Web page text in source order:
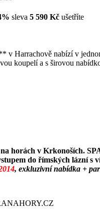
sleva 5 590 Kč ušetříte
v Harrachově nabízí v
koupelí a s širovou
horách v Krkonoších.
do římských lázní s
, exkluzivní nabídka +